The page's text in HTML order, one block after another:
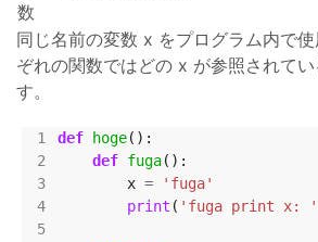
数
同じ名前の変数 x をプログラム内で
ぞれの関数ではどの x が参照されてい
す。
1
2
3
4
5
def hoge
def fuga
        x
=
'fuga'
print ( 'fuga print x: '